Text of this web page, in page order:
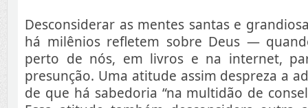
Desconsiderar as mentes santas e
há milênios refletem sobre Deus —
perto de nós, em livros e na internet,
presunção. Uma atitude assim despreza a
de que há sabedoria “na multidão de